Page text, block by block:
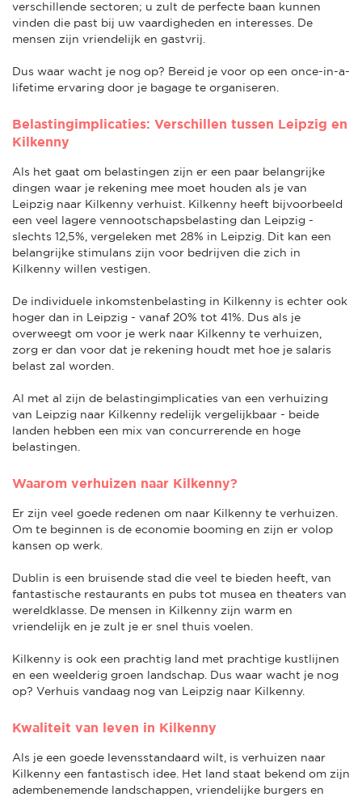
verschillende sectoren; u zult de perfecte baan kunnen
vinden die past bij uw vaardigheden en interesses. De
mensen zijn vriendelijk en gastvrij.
Dus waar wacht je nog op? Bereid je voor op een once-in-a-
lifetime ervaring door je bagage te organiseren.
Belastingimplicaties: Verschillen tussen Leipzig en
Kilkenny
Als het gaat om belastingen zijn er een paar belangrijke
dingen waar je rekening mee moet houden als je van
Leipzig naar Kilkenny verhuist. Kilkenny heeft bijvoorbeeld
een veel lagere vennootschapsbelasting dan Leipzig -
slechts 12,5%, vergeleken met 28% in Leipzig. Dit kan een
belangrijke stimulans zijn voor bedrijven die zich in
Kilkenny willen vestigen.
De individuele inkomstenbelasting in Kilkenny is echter ook
hoger dan in Leipzig - vanaf 20% tot 41%. Dus als je
overweegt om voor je werk naar Kilkenny te verhuizen,
zorg er dan voor dat je rekening houdt met hoe je salaris
belast zal worden.
Al met al zijn de belastingimplicaties van een verhuizing
van Leipzig naar Kilkenny redelijk vergelijkbaar - beide
landen hebben een mix van concurrerende en hoge
belastingen.
Waarom verhuizen naar Kilkenny?
Er zijn veel goede redenen om naar Kilkenny te verhuizen.
Om te beginnen is de economie booming en zijn er volop
kansen op werk.
Dublin is een bruisende stad die veel te bieden heeft, van
fantastische restaurants en pubs tot musea en theaters van
wereldklasse. De mensen in Kilkenny zijn warm en
vriendelijk en je zult je er snel thuis voelen.
Kilkenny is ook een prachtig land met prachtige kustlijnen
en een weelderig groen landschap. Dus waar wacht je nog
op? Verhuis vandaag nog van Leipzig naar Kilkenny.
Kwaliteit van leven in Kilkenny
Als je een goede levensstandaard wilt, is verhuizen naar
Kilkenny een fantastisch idee. Het land staat bekend om zijn
adembenemende landschappen, vriendelijke burgers en